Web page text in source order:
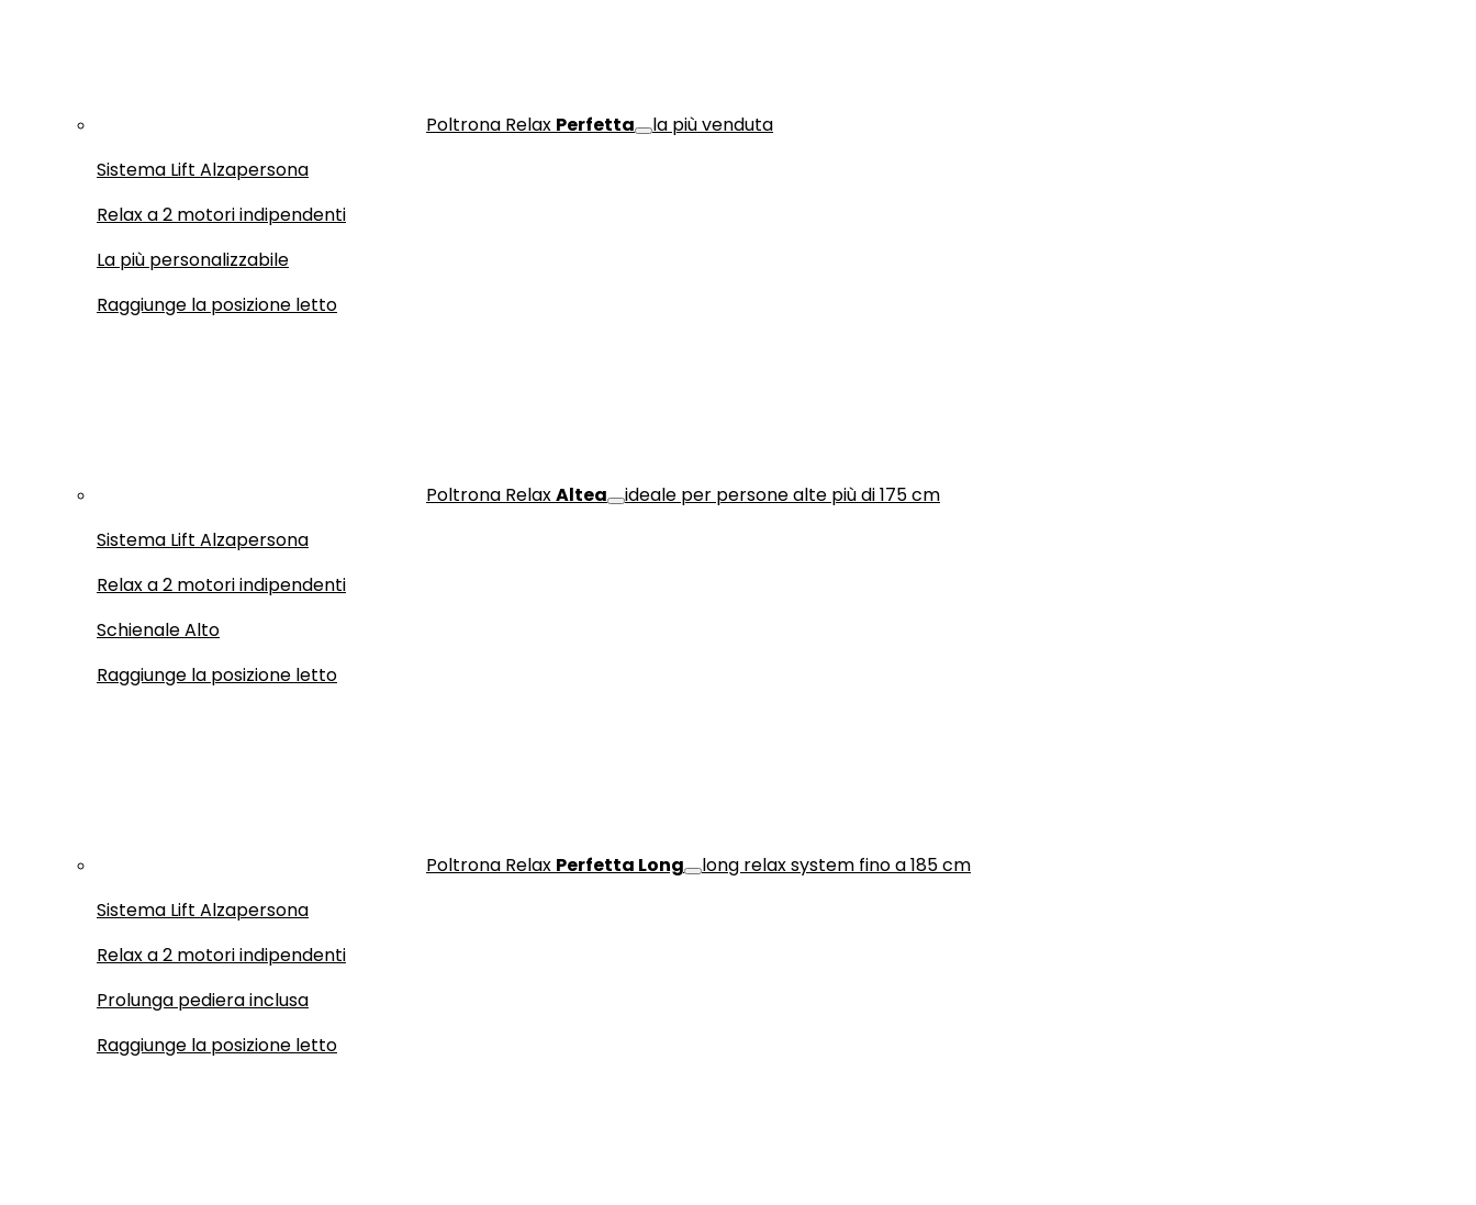
Poltrona Relax Perfetta
la più venduta
Sistema Lift Alzapersona
Relax a 2 motori indipendenti
La più personalizzabile
Raggiunge la posizione letto
Poltrona RelaxAltea
ideale per persone alte più di 175 cm
Sistema Lift Alzapersona
Relax a 2 motori indipendenti
Schienale Alto
Raggiunge la posizione letto
Poltrona Relax Perfetta Long
long relax system fino a 185 cm
Sistema Lift Alzapersona
Relax a 2 motori indipendenti
Prolunga pediera inclusa
Raggiunge la posizione letto